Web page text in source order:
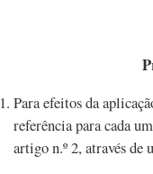
Para efeitos da
referência para cada
artigo n.º 2, através